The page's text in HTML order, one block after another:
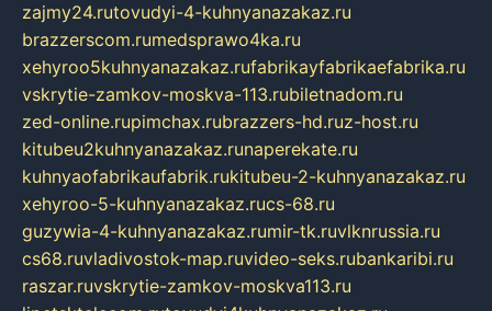
zajmy24.rutovudyi-4-kuhnyanazakaz.ru
brazzerscom.rumedsprawo4ka.ru
xehyroo5kuhnyanazakaz.rufabrikayfabrikaefabrika.ru
vskrytie-zamkov-moskva-113.rubiletnadom.ru
zed-online.rupimchax.rubrazzers-hd.ruz-host.ru
kitubeu2kuhnyanazakaz.runaperekate.ru
kuhnyaofabrikaufabrik.rukitubeu-2-kuhnyanazakaz.ru
xehyroo-5-kuhnyanazakaz.rucs-68.ru
guzywia-4-kuhnyanazakaz.rumir-tk.ruvlknrussia.ru
cs68.ruvladivostok-map.ruvideo-seks.rubankaribi.ru
raszar.ruvskrytie-zamkov-moskva113.ru